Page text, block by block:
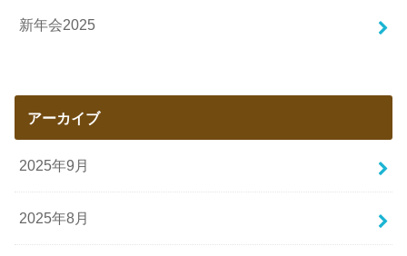
新年会2025
アーカイブ
2025年9月
2025年8月